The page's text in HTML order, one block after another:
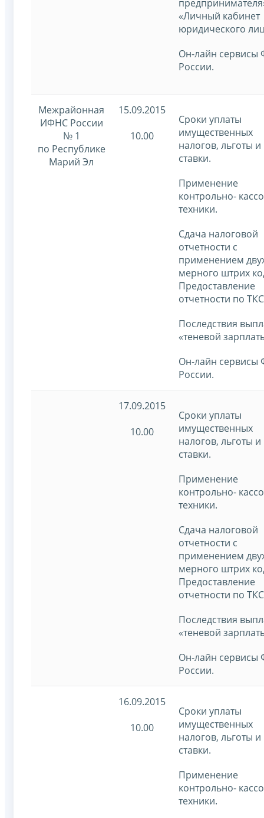
«Личный кабинет
юридического
Он-лайн сервисы
России.
Межрайонная
ИФНС России
№ 1
по Республике
Марий Эл
15.09.2015
10.00
Сроки уплаты
имущественных
налогов, льготы и
ставки.
Применение
контрольно-
техники.
Сдача налоговой
отчетности с
применением
мерного штрих
Предоставление
отчетности по
Последствия
«теневой
Он-лайн сервисы
России.
17.09.2015
10.00
Сроки уплаты
имущественных
налогов, льготы и
ставки.
Применение
контрольно-
техники.
Сдача налоговой
отчетности с
применением
мерного штрих
Предоставление
отчетности по
Последствия
«теневой
Он-лайн сервисы
России.
16.09.2015
10.00
Сроки уплаты
имущественных
налогов, льготы и
ставки.
Применение
контрольно-
техники.